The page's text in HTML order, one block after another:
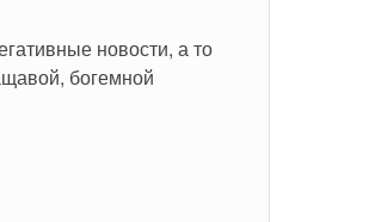
новости, а то
богемной